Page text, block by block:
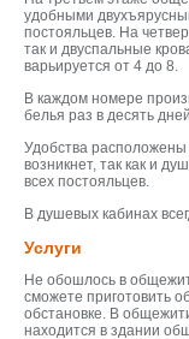
удобными
постояльцев. На
так и двуспальные
варьируется от 4 до 8.
В каждом номере
белья раз в десять
Удобства
возникнет, так как и
всех постояльцев.
В душевых кабинах
Услуги
Не обошлось в
сможете приготовить
обстановке. В
находится в здании